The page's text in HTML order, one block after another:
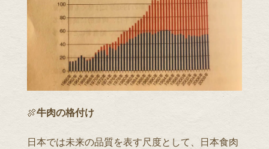
🍖牛肉の格付け
日本では未来の品質を表す尺度として、日本食肉